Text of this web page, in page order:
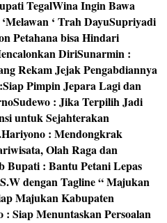
TegalWina Ingin Bawa
‘ Trah DayuSupriyadi
Petahana bisa Hindari
DiriSunarmin :
Rekam Jejak Pengabdiannya
Pimpin Jepara Lagi dan
Sudewo : Jika Terpilih Jadi
untuk Sejahterakan
: Mendongkrak
Olah Raga dan
Bupati : Bantu Petani Lepas
dengan Tagline “ Majukan
Majukan Kabupaten
Siap Menuntaskan Persoalan